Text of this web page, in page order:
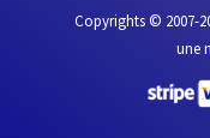
Copyrights © 2007-
une